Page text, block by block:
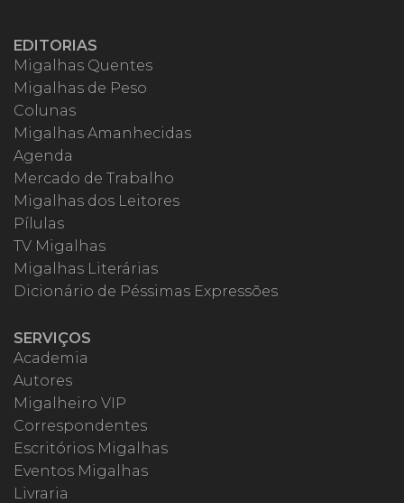
EDITORIAS
Migalhas Quentes
Migalhas de Peso
Colunas
Migalhas Amanhecidas
Agenda
Mercado de Trabalho
Migalhas dos Leitores
Pílulas
TV Migalhas
Migalhas Literárias
Dicionário de Péssimas Expressões
SERVIÇOS
Academia
Autores
Migalheiro VIP
Correspondentes
Escritórios Migalhas
Eventos Migalhas
Livraria